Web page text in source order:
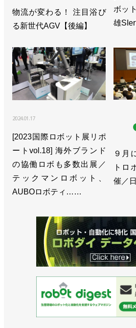
>> [特集 ロボットテクノロジー
務執行役員 ロボット事業部長
>> [特集 ロボットテクノロジー
なロボットあります まずは触
ファナック 稲葉清典 専務執行役
>> [特集 ロボットテクノロジージ
誇れるロボット産業拠点／大村秀
>>[特集 ロボットテクノロジー
最大、今年度最大 ６月30日に
>>[特別企画 新ロボット展 in 愛
>>[SIerを訪ねてvol.21]「加工」
拓／スターテクノ
物流が変わる！ 注目浴び
る新世代AGV【後編】
ボッ
雄
2024.01.17
[2023国際ロボット展リポ
ートvol.18] 海外ブランド
の協働ロボも多数出展／
テックマンロボット、
AUBOロボティ……
９月
トロ
催／